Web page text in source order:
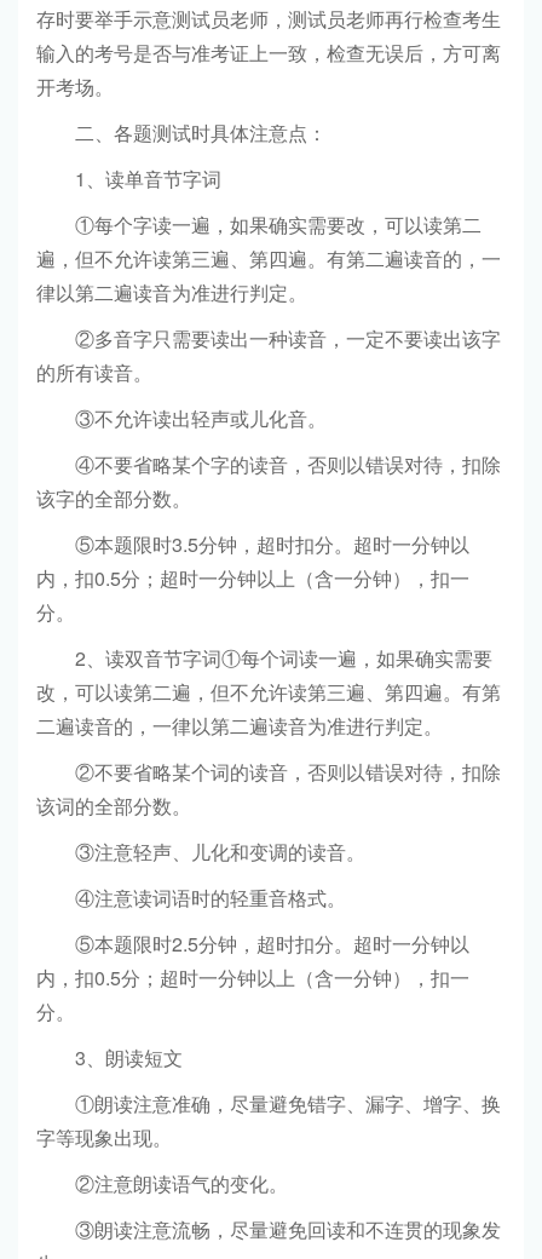
存时要举手示意测试员老师，测试员老师再行检查考生
输入的考号是否与准考证上一致，检查无误后，方可离
开考场。
二、各题测试时具体注意点：
1、读单音节字词
①每个字读一遍，如果确实需要改，可以读第二
遍，但不允许读第三遍、第四遍。有第二遍读音的，一
律以第二遍读音为准进行判定。
②多音字只需要读出一种读音，一定不要读出该字
的所有读音。
③不允许读出轻声或儿化音。
④不要省略某个字的读音，否则以错误对待，扣除
该字的全部分数。
⑤本题限时3.5分钟，超时扣分。超时一分钟以
内，扣0.5分；超时一分钟以上（含一分钟），扣一
分。
2、读双音节字词①每个词读一遍，如果确实需要
改，可以读第二遍，但不允许读第三遍、第四遍。有第
二遍读音的，一律以第二遍读音为准进行判定。
②不要省略某个词的读音，否则以错误对待，扣除
该词的全部分数。
③注意轻声、儿化和变调的读音。
④注意读词语时的轻重音格式。
⑤本题限时2.5分钟，超时扣分。超时一分钟以
内，扣0.5分；超时一分钟以上（含一分钟），扣一
分。
3、朗读短文
①朗读注意准确，尽量避免错字、漏字、增字、换
字等现象出现。
②注意朗读语气的变化。
③朗读注意流畅，尽量避免回读和不连贯的现象发